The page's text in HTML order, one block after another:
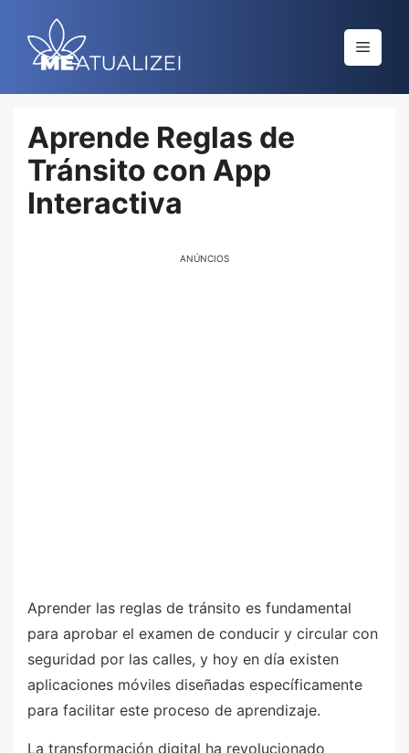
contenido
Menú
Aprende Reglas de
Tránsito con App
Interactiva
ANÚNCIOS
Aprender las reglas de tránsito es fundamental
para aprobar el examen de conducir y circular con
seguridad por las calles, y hoy en día existen
aplicaciones móviles diseñadas específicamente
para facilitar este proceso de aprendizaje.
La transformación digital ha revolucionado